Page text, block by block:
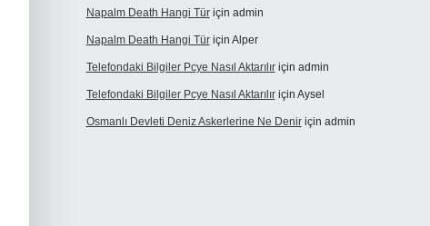
Napalm Death Hangi Türiçin admin
Napalm Death Hangi Türiçin Alper
Telefondaki Bilgiler Pcye Nasıl Aktarılıriçin admin
Telefondaki Bilgiler Pcye Nasıl Aktarılıriçin Aysel
Osmanlı Devleti Deniz Askerlerine Ne Deniriçin admin